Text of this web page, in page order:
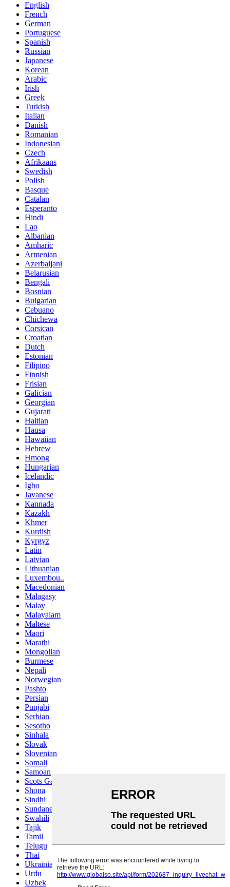
English
French
German
Portuguese
Spanish
Russian
Japanese
Korean
Arabic
Irish
Greek
Turkish
Italian
Danish
Romanian
Indonesian
Czech
Afrikaans
Swedish
Polish
Basque
Catalan
Esperanto
Hindi
Lao
Albanian
Amharic
Armenian
Azerbaijani
Belarusian
Bengali
Bosnian
Bulgarian
Cebuano
Chichewa
Corsican
Croatian
Dutch
Estonian
Filipino
Finnish
Frisian
Galician
Georgian
Gujarati
Haitian
Hausa
Hawaiian
Hebrew
Hmong
Hungarian
Icelandic
Igbo
Javanese
Kannada
Kazakh
Khmer
Kurdish
Kyrgyz
Latin
Latvian
Lithuanian
Luxembou..
Macedonian
Malagasy
Malay
Malayalam
Maltese
Maori
Marathi
Mongolian
Burmese
Nepali
Norwegian
Pashto
Persian
Punjabi
Serbian
Sesotho
Sinhala
Slovak
Slovenian
Somali
Samoan
Scots Gaelic
Shona
Sindhi
Sundanese
Swahili
Tajik
Tamil
Telugu
Thai
Ukrainian
Urdu
Uzbek